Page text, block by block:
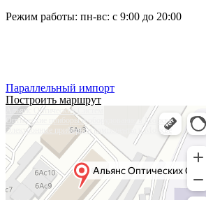
Режим работы: пн-вс: с 9:00 до 20:00
Параллельный импорт
Построить маршрут
Альянс Оптических Систем
Оптические приборы и оборудование в Москве
Электронные приборы и компоненты в Москве